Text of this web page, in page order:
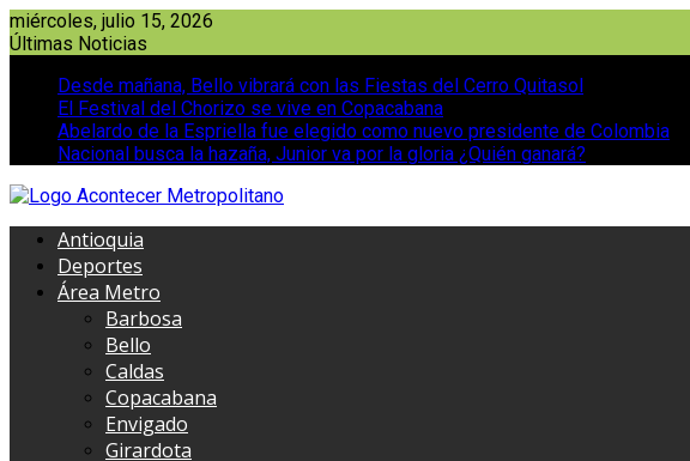
Saltar
al
miércoles, julio 15, 2026
Últimas Noticias
Desde mañana, Bello vibrará con las Fiestas del Cerro Quitasol
El Festival del Chorizo se vive en Copacabana
Abelardo de la Espriella fue elegido como nuevo presidente de Colombia
Nacional busca la hazaña, Junior va por la gloria ¿Quién ganará?
Antioquia
Deportes
Área Metro
Barbosa
Bello
Caldas
Copacabana
Envigado
Girardota